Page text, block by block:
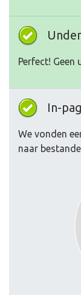
Perfect! Geen
In-
We vonden
naar